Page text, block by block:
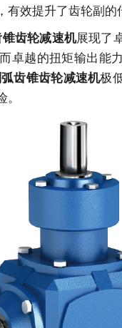
效提升了齿轮副的
齿轮减速机展现了
卓越的扭矩输出能
齿锥齿轮减速机极